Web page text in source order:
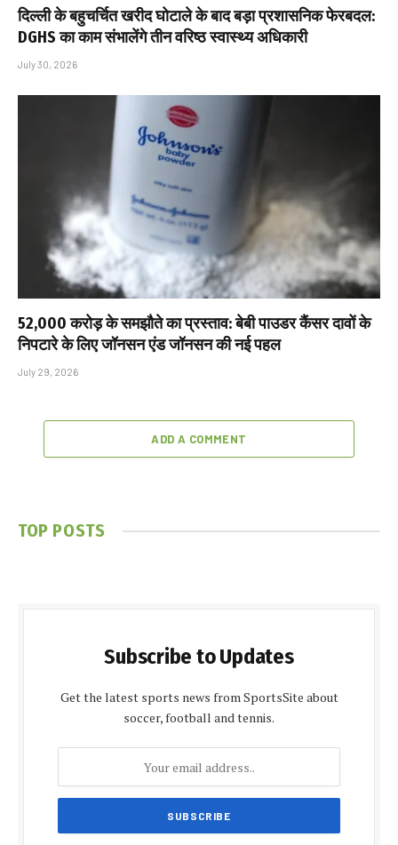
दिल्ली के बहुचर्चित खरीद घोटाले के बाद बड़ा प्रशासनिक फेरबदल:
DGHS का काम संभालेंगे तीन वरिष्ठ स्वास्थ्य अधिकारी
July 30, 2026
₹52,000 करोड़ के समझौते का प्रस्ताव: बेबी पाउडर कैंसर दावों के
निपटारे के लिए जॉनसन एंड जॉनसन की नई पहल
July 29, 2026
ADD A COMMENT
TOP POSTS
Subscribe to Updates
Get the latest sports news from SportsSite about
soccer, football and tennis.